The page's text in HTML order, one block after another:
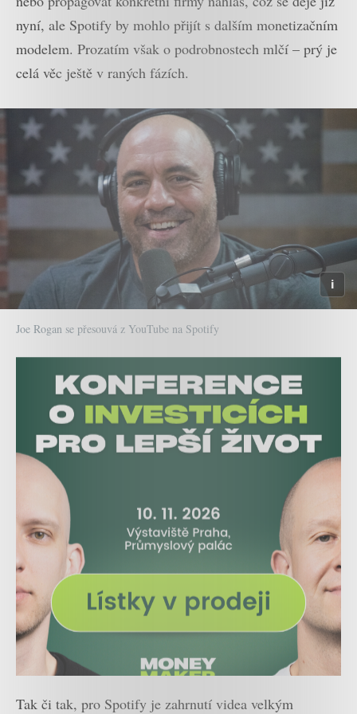
nyní, ale Spotify by mohlo přijít s dalším monetizačním
modelem. Prozatím však o podrobnostech mlčí – prý je
celá věc ještě v raných fázích.
Joe Rogan se přesouvá z YouTube na Spotify
Tak či tak, pro Spotify je zahrnutí videa velkým